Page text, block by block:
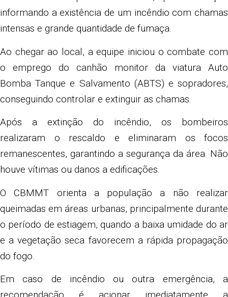
informando a existência de um incêndio com chamas
intensas e grande quantidade de fumaça.
Ao chegar ao local, a equipe iniciou o combate com
o emprego do canhão monitor da viatura Auto
Bomba Tanque e Salvamento (ABTS) e sopradores,
conseguindo controlar e extinguir as chamas.
Após a extinção do incêndio, os bombeiros
realizaram o rescaldo e eliminaram os focos
remanescentes, garantindo a segurança da área. Não
houve vítimas ou danos a edificações.
O CBMMT orienta a população a não realizar
queimadas em áreas urbanas, principalmente durante
o período de estiagem, quando a baixa umidade do ar
e a vegetação seca favorecem a rápida propagação
do fogo.
Em caso de incêndio ou outra emergência, a